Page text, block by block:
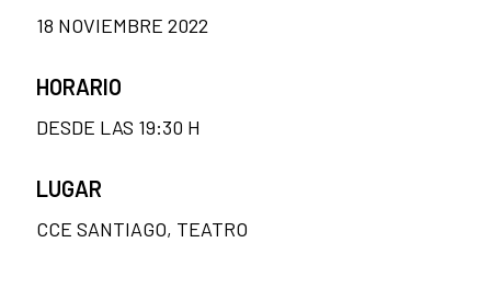
18 NOVIEMBRE 2022
HORARIO
DESDE LAS 19:30 H
LUGAR
CCE SANTIAGO, TEATRO